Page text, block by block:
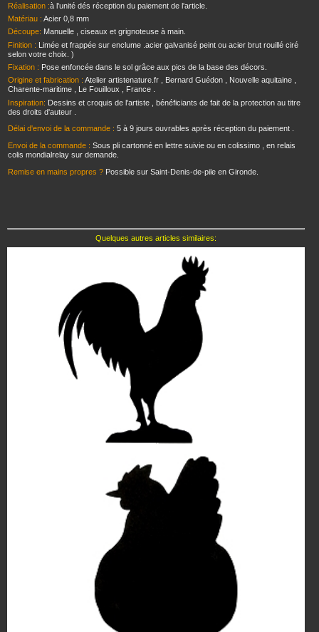
Réalisation :à l'unité dés réception du paiement de l'article.
Matériau : Acier 0,8 mm
Découpe: Manuelle , ciseaux et grignoteuse à main.
Finition : Limée et frappée sur enclume .acier galvanisé peint ou acier brut rouillé ciré
selon votre choix. )
Fixation : Pose enfoncée dans le sol grâce aux pics de la base des décors.
Origine et fabrication : Atelier artistenature.fr , Bernard Guédon , Nouvelle aquitaine ,
Charente-maritime , Le Fouilloux , France .
Inspiration: Dessins et croquis de l'artiste , bénéficiants de fait de la protection au titre
des droits d'auteur .
Délai d'envoi de la commande : 5 à 9 jours ouvrables après réception du paiement .
Envoi de la commande : Sous pli cartonné en lettre suivie ou en colissimo , en relais
colis mondialrelay sur demande.
Remise en mains propres ? Possible sur Saint-Denis-de-pile en Gironde.
Quelques autres articles similaires: